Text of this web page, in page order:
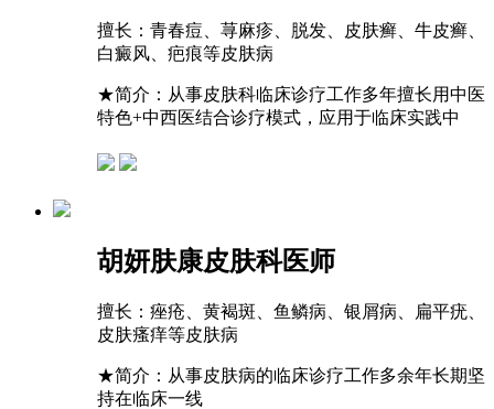
擅长： 青春痘、荨麻疹、脱发、皮肤癣、牛皮癣、
白癜风、疤痕等皮肤病
★简介：从事皮肤科临床诊疗工作多年擅长用中医
特色+中西医结合诊疗模式，应用于临床实践中
胡妍肤康皮肤科医师
擅长： 痤疮、黄褐斑、鱼鳞病、银屑病、扁平疣、
皮肤瘙痒等皮肤病
★简介：从事皮肤病的临床诊疗工作多余年长期坚
持在临床一线